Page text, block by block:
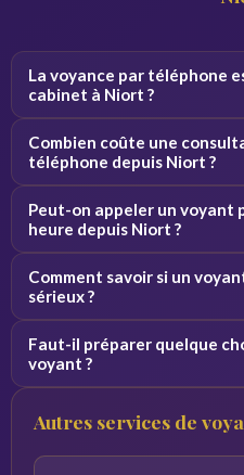
La voyance par téléphone
cabinet à Niort ?
Par téléphone, le voyant se
Combien coûte une
téléphone depuis Niort ?
voyant. Des premières
Peut-on appeler un voyant
heure depuis Niort ?
pouvez appeler de jour
Comment savoir si un
sérieux ?
du voyant sur la plateforme.
Faut-il préparer quelque
voyant ?
calme. Plus vos questions
Autres services de